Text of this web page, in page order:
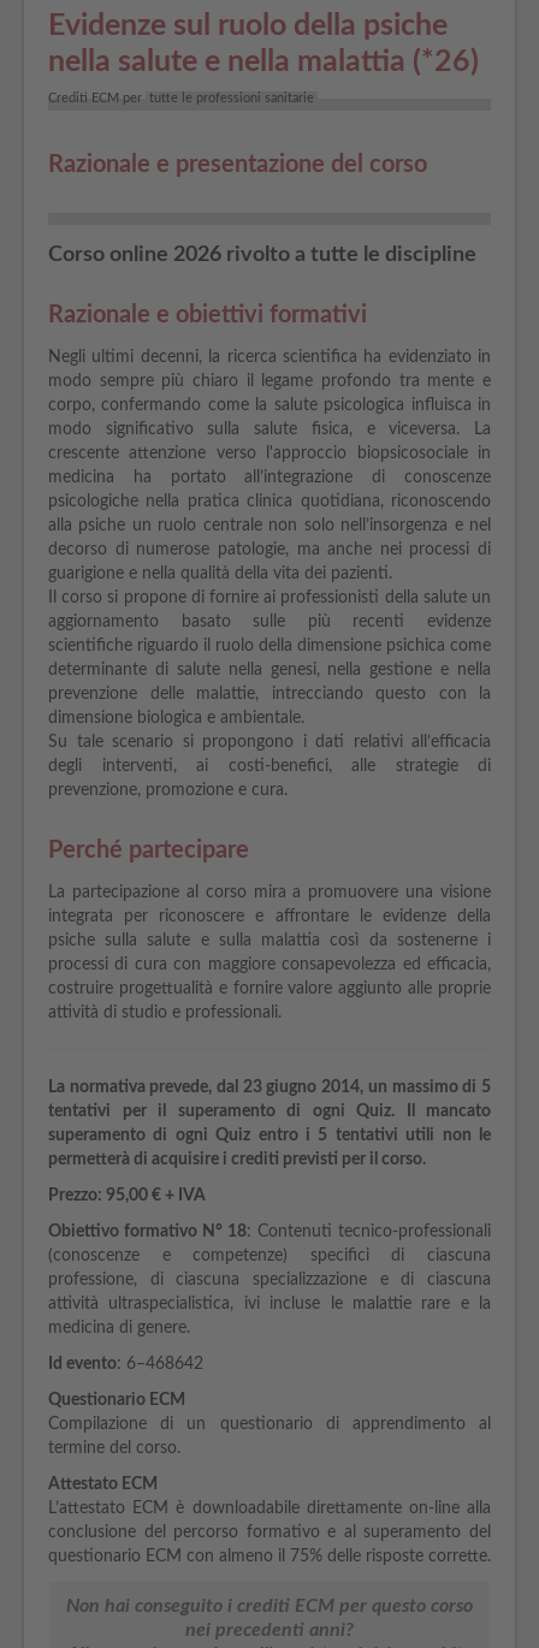
Evidenze sul ruolo della psiche
nella salute e nella malattia (*26)
Crediti ECM per tutte le professioni sanitarie
Razionale e presentazione del corso
Corso online 2026 rivolto a tutte le discipline
Razionale e obiettivi formativi
Negli ultimi decenni, la ricerca scientifica ha evidenziato in
modo sempre più chiaro il legame profondo tra mente e
corpo, confermando come la salute psicologica influisca in
modo significativo sulla salute fisica, e viceversa. La
crescente attenzione verso l'approccio biopsicosociale in
medicina ha portato all’integrazione di conoscenze
psicologiche nella pratica clinica quotidiana, riconoscendo
alla psiche un ruolo centrale non solo nell’insorgenza e nel
decorso di numerose patologie, ma anche nei processi di
guarigione e nella qualità della vita dei pazienti.
Il corso si propone di fornire ai professionisti della salute un
aggiornamento basato sulle più recenti evidenze
scientifiche riguardo il ruolo della dimensione psichica come
determinante di salute nella genesi, nella gestione e nella
prevenzione delle malattie, intrecciando questo con la
dimensione biologica e ambientale.
Su tale scenario si propongono i dati relativi all’efficacia
degli interventi, ai costi-benefici, alle strategie di
prevenzione, promozione e cura.
Perché partecipare
La partecipazione al corso mira a promuovere una visione
integrata per riconoscere e affrontare le evidenze della
psiche sulla salute e sulla malattia così da sostenerne i
processi di cura con maggiore consapevolezza ed efficacia,
costruire progettualità e fornire valore aggiunto alle proprie
attività di studio e professionali.
La normativa prevede, dal 23 giugno 2014, un massimo di 5
tentativi per il superamento di ogni Quiz. Il mancato
superamento di ogni Quiz entro i 5 tentativi utili non le
permetterà di acquisire i crediti previsti per il corso.
Prezzo: 95,00 € + IVA
Obiettivo formativo N° 18: Contenuti tecnico-professionali
(conoscenze e competenze) specifici di ciascuna
professione, di ciascuna specializzazione e di ciascuna
attività ultraspecialistica, ivi incluse le malattie rare e la
medicina di genere.
Id evento: 6–468642
Questionario ECM
Compilazione di un questionario di apprendimento al
termine del corso.
Attestato ECM
L’attestato ECM è downloadabile direttamente on-line alla
conclusione del percorso formativo e al superamento del
questionario ECM con almeno il 75% delle risposte corrette.
Non hai conseguito i crediti ECM per questo corso
nei precedenti anni?